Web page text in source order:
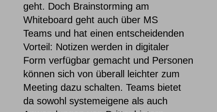
geht. Doch Brainstorming am
Whiteboard geht auch über MS
Teams und hat einen entscheidenden
Vorteil: Notizen werden in digitaler
Form verfügbar gemacht und Personen
können sich von überall leichter zum
Meeting dazu schalten. Teams bietet
da sowohl systemeigene als auch